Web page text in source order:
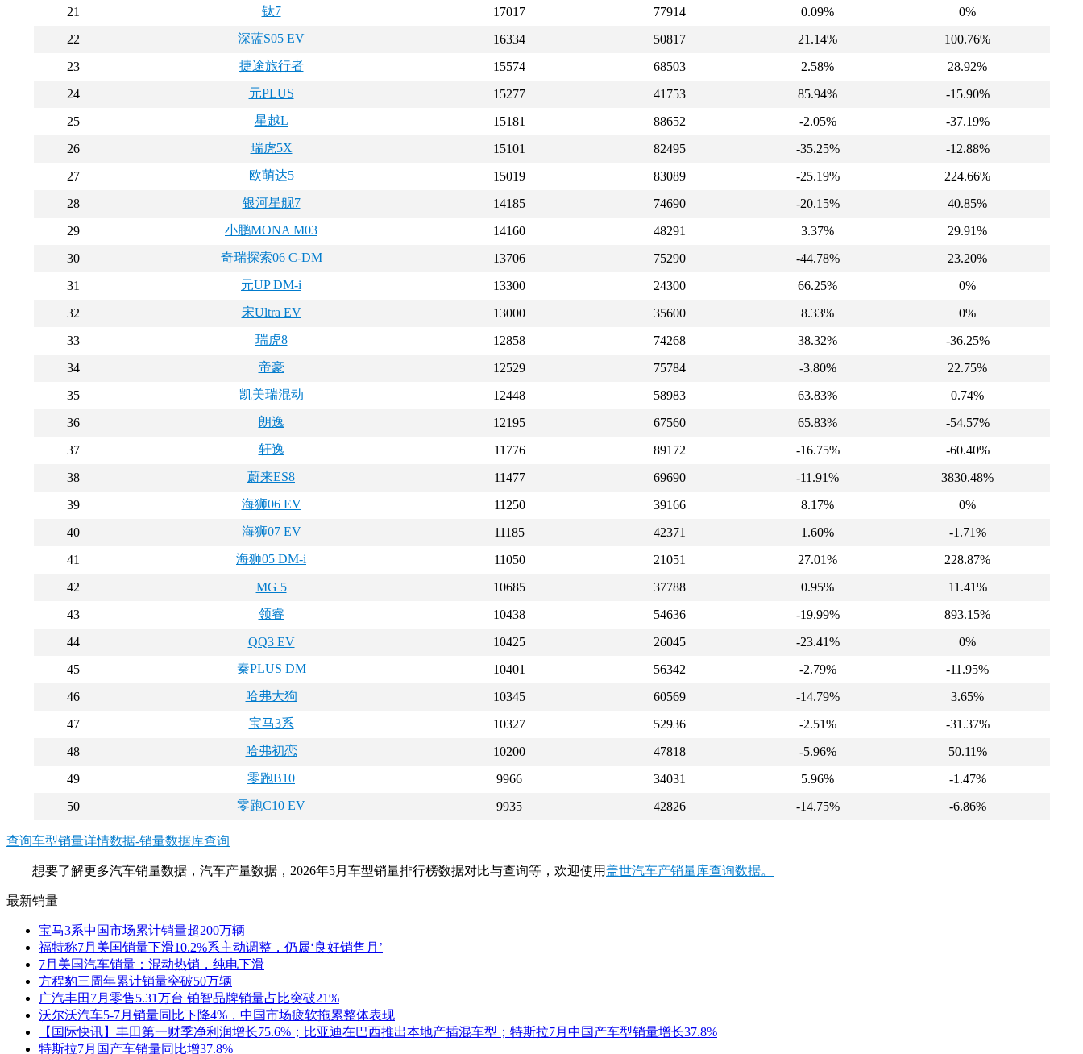
21
钛7 17017 77914 0.09%
0%
22
深蓝S05 EV 16334 50817 21.14%
100.76%
23
捷途旅行者 15574 68503 2.58%
28.92%
24
元PLUS 15277 41753 85.94%
-15.90%
25
星越L 15181 88652 -2.05%
-37.19%
26
瑞虎5X 15101 82495 -35.25%
-12.88%
27
欧萌达5 15019 83089 -25.19%
224.66%
28
银河星舰7 14185 74690 -20.15%
40.85%
29
小鹏MONA M03 14160 48291 3.37%
29.91%
30
奇瑞探索06 C-DM 13706 75290 -44.78%
23.20%
31
元UP DM-i 13300 24300 66.25%
0%
32
宋Ultra EV 13000 35600 8.33%
0%
33
瑞虎8 12858 74268 38.32%
-36.25%
34
帝豪 12529 75784 -3.80%
22.75%
35
凯美瑞混动 12448 58983 63.83%
0.74%
36
朗逸 12195 67560 65.83%
-54.57%
37
轩逸 11776 89172 -16.75%
-60.40%
38
蔚来ES8 11477 69690 -11.91%
3830.48%
39
海狮06 EV 11250 39166 8.17%
0%
40
海狮07 EV 11185 42371 1.60%
-1.71%
41
海狮05 DM-i 11050 21051 27.01%
228.87%
42
MG 5 10685 37788 0.95%
11.41%
43
领睿 10438 54636 -19.99%
893.15%
44
QQ3 EV 10425 26045 -23.41%
0%
45
秦PLUS DM 10401 56342 -2.79%
-11.95%
46
哈弗大狗 10345 60569 -14.79%
3.65%
47
宝马3系 10327 52936 -2.51%
-31.37%
48
哈弗初恋 10200 47818 -5.96%
50.11%
49
零跑B10 9966 34031 5.96%
-1.47%
50
零跑C10 EV 9935 42826 -14.75% -6.86%
查询车型销量详情数据-销量数据库查询
想要了解更多汽车销量数据，汽车产量数据，2026年5月车型销量排行榜数据对比与查询等，欢迎使用盖世汽车产销量库查询数据。
最新销量
宝马3系中国市场累计销量超200万辆
福特称7月美国销量下滑10.2%系主动调整，仍属‘良好销售月’
7月美国汽车销量：混动热销，纯电下滑
方程豹三周年累计销量突破50万辆
广汽丰田7月零售5.31万台 铂智品牌销量占比突破21%
沃尔沃汽车5-7月销量同比下降4%，中国市场疲软拖累整体表现
【国际快讯】丰田第一财季净利润增长75.6%；比亚迪在巴西推出本地产插混车型；特斯拉7月中国产车型销量增长37.8%
特斯拉7月国产车销量同比增37.8%